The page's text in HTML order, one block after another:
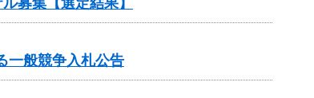
一般競争入札公告